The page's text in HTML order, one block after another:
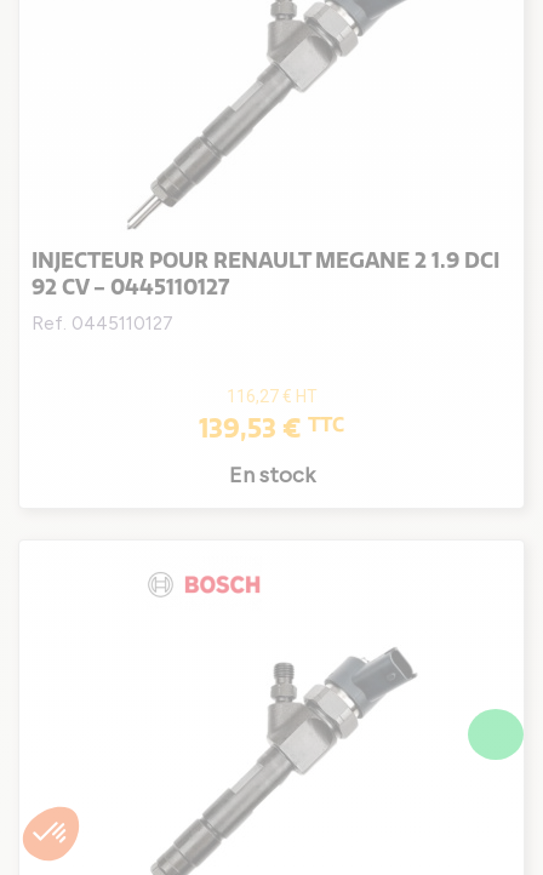
INJECTEUR POUR RENAULT MEGANE 2 1.9 DCI
92 CV - 0445110127
Ref. 0445110127
116,27 € HT
139,53 € TTC
En stock